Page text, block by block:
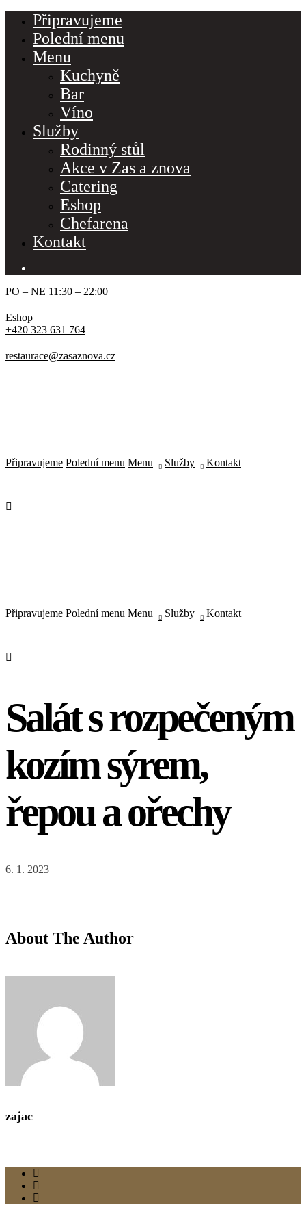
Připravujeme
Polední menu
Menu
Kuchyně
Bar
Víno
Služby
Rodinný stůl
Akce v Zas a znova
Catering
Eshop
Chefarena
Kontakt
PO – NE 11:30 – 22:00
Eshop
+420 323 631 764
restaurace@zasaznova.cz
Připravujeme Polední menu Menu Služby Kontakt
Připravujeme Polední menu Menu Služby Kontakt
Salát s rozpečeným
kozím sýrem,
řepou a ořechy
6. 1. 2023
About The Author
zajac
Happy Hour: Everyday 2p-6p
Address